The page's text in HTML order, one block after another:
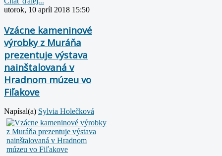
utorok, 10 apríl 2018 15:50
Vzácne kameninové
výrobky z Muráňa
prezentuje výstava
nainštalovaná v
Hradnom múzeu vo
Fiľakove
Napísal(a) Sylvia Holečková